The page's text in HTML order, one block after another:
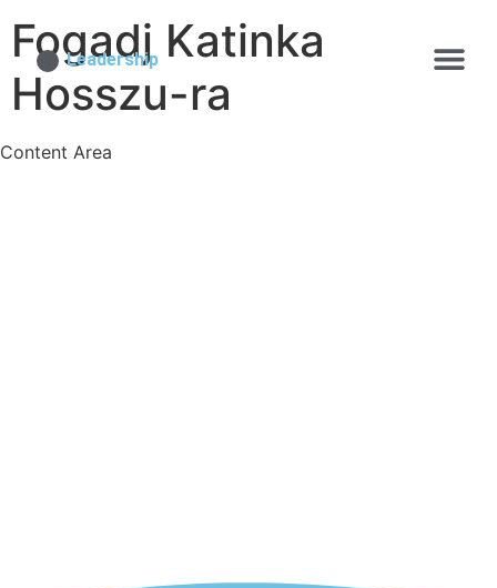
Leadership
Fogadj Katinka
Hosszu-ra
Content Area